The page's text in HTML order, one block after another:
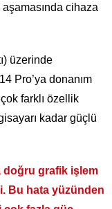
cihaza
üzerinde
Pro’ya donanım
farklı özellik
kadar güçlü
doğru grafik işlem
Bu hata yüzünden